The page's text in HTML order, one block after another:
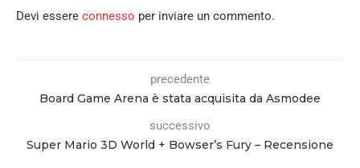
Devi essere connesso per inviare un commento.
precedente
Board Game Arena è stata acquisita da Asmodee
successivo
Super Mario 3D World + Bowser’s Fury – Recensione